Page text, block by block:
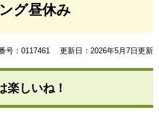
グ昼休み
号：0117461 更新日：2026年5月7日更新
楽しいね！